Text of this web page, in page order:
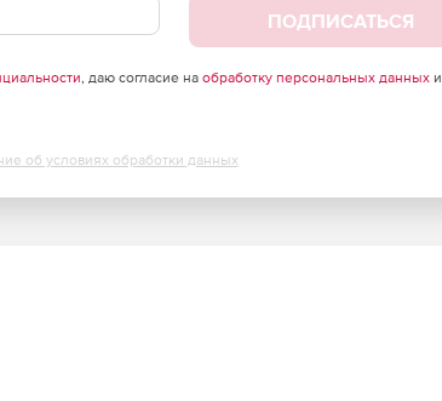
ПОДПИСАТЬСЯ
, даю согласие на обработку персональных данныхи
об условиях обработки данных